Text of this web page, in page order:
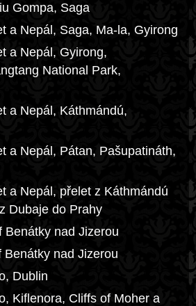
Gompa, Saga
a Nepál, Saga, Ma-la, Gyirong
a Nepál, Gyirong,
National Park,
a Nepál, Káthmándú,
a Nepál, Pátan, Pašupatináth,
a Nepál, přelet z Káthmándú
Dubaje do Prahy
Benátky nad Jizerou
Benátky nad Jizerou
Dublin
Kiflenora, Cliffs of Moher a